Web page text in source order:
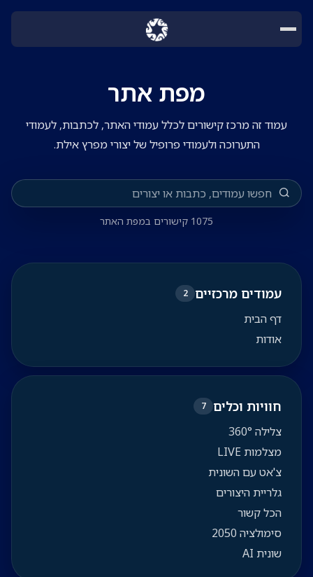
מפת אתר
עמוד זה מרכז קישורים לכלל עמודי האתר, לכתבות, לעמודי
התערוכה ולעמודי פרופיל של יצורי מפרץ אילת.
1075 קישורים במפת האתר
עמודים מרכזיים 2
דף הבית
אודות
חוויות וכלים 7
צלילה 360°
מצלמות LIVE
צ'אט עם השונית
גלריית היצורים
הכל קשור
סימולציה 2050
שונית AI